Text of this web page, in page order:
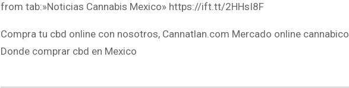
from tab:»Noticias Cannabis Mexico» https://ift.tt/2HHsI8F
Compra tu cbd online con nosotros, Cannatlan.com Mercado online cannabico
Donde comprar cbd en Mexico